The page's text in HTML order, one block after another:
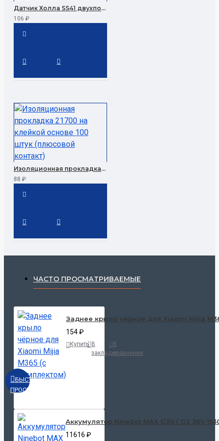
Датчик Холла SS41 двухполярный цифровой (10 шт.) для мотор-колёс и электроники
106 ₽
Изоляционная прокладка 21700 на клейкой основе 100 штук (плюсовой контакт)
88 ₽
ЧАСТО ПРОСМАТРИВАЕМЫЕ
БЫСТРЫЙ
ПРОСМОТР
Заднее крыло чёрное для Xiaomi Mijia
154 ₽
Купить В
закладки
В
сравнение
Аккумулятор Ninebot MAX G30 / G2 36V
11616 ₽